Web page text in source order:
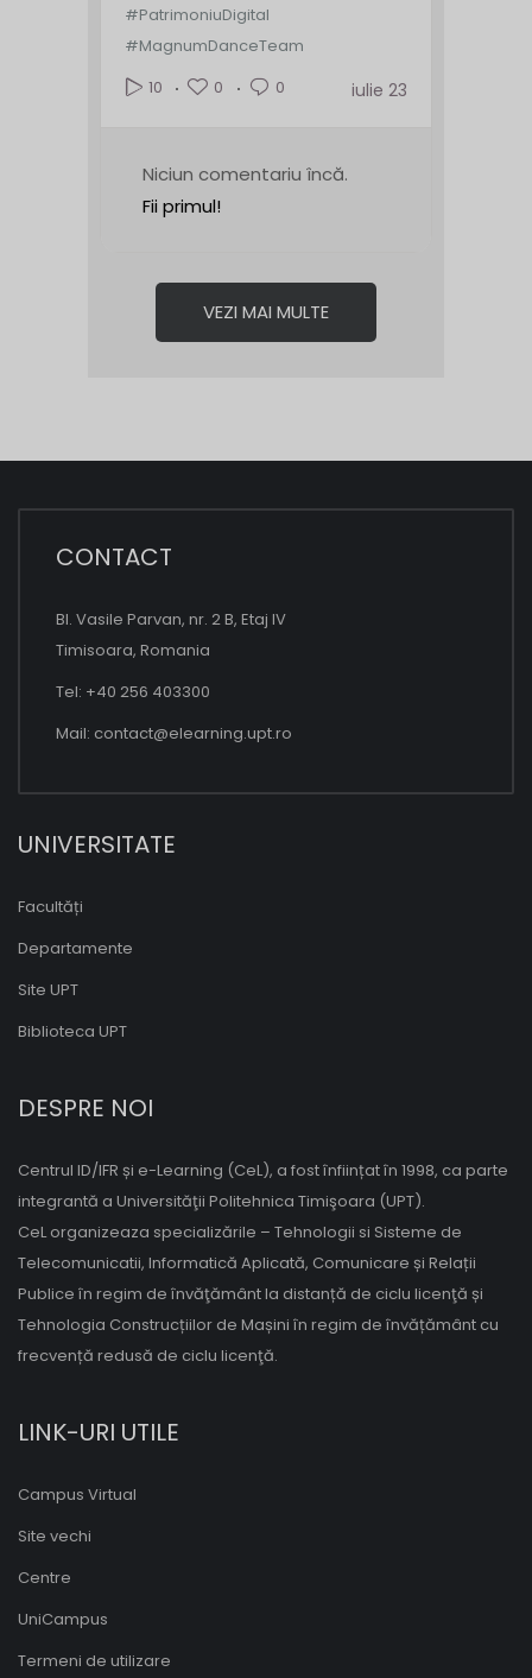
#PatrimoniuDigital
#MagnumDanceTeam
10
0 0 iulie 23
Niciun comentariu încă.
Fii primul!
VEZI MAI MULTE
CONTACT
Bl. Vasile Parvan, nr. 2 B, Etaj IV
Timisoara, Romania
Tel: +40 256 403300
Mail: contact@elearning.upt.ro
UNIVERSITATE
Facultăți
Departamente
Site UPT
Biblioteca UPT
DESPRE NOI
Centrul ID/IFR și e-Learning (CeL), a fost înființat în 1998, ca parte
integrantă a Universităţii Politehnica Timişoara (UPT).
CeL organizeaza specializările – Tehnologii si Sisteme de
Telecomunicatii, Informatică Aplicată, Comunicare și Relații
Publice în regim de învăţământ la distanță de ciclu licenţă și
Tehnologia Construcțiilor de Mașini în regim de învățământ cu
frecvență redusă de ciclu licenţă.
LINK-URI UTILE
Campus Virtual
Site vechi
Centre
UniCampus
Termeni de utilizare